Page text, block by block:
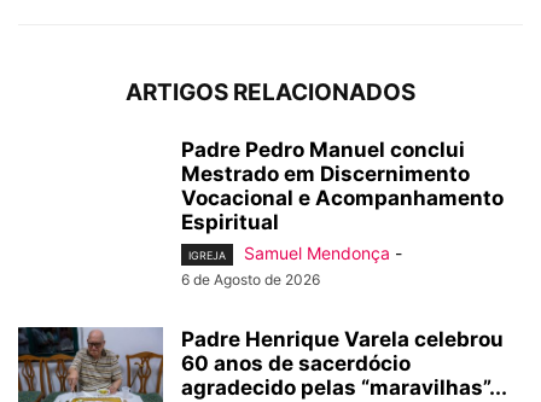
ARTIGOS RELACIONADOS
Padre Pedro Manuel conclui
Mestrado em Discernimento
Vocacional e Acompanhamento
Espiritual
IGREJA Samuel Mendonça -
6 de Agosto de 2026
Padre Henrique Varela celebrou
60 anos de sacerdócio
agradecido pelas “maravilhas”...